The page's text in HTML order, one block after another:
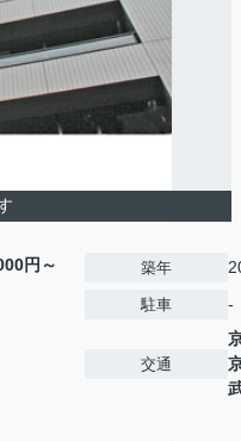
円～
築年
駐車 -
交通